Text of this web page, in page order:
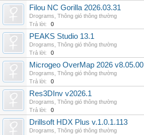
Filou NC Gorilla 2026.03.31
Drograms Thông gió thông thường
Trả lời:
0
PEAKS Studio 13.1
Drograms Thông gió thông thường
Trả lời:
0
Microgeo OverMap 2026 v8.05.00
Drograms Thông gió thông thường
Trả lời:
0
Res3DInv v2026.1
Drograms Thông gió thông thường
Trả lời:
0
Drillsoft HDX Plus v.1.0.1.113
Drograms Thông gió thông thường